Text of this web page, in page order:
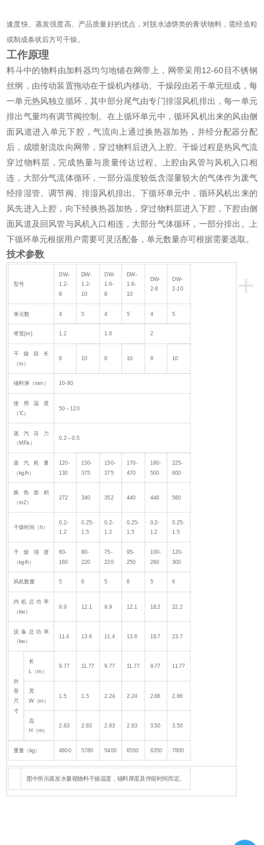
速度快、蒸发强度高、产品质量好的优点，对脱水滤饼类的膏状物料，需经造粒
或制成条状后方可干燥。
工作原理
料斗中的物料由加料器均匀地铺在网带上，网带采用12-60目不锈钢
丝纲，由传动装置拖动在干燥机内移动。干燥段由若干单元组成，每
一单元热风独立循环，其中部分尾气由专门排湿风机排出，每一单元
排出气量均有调节阀控制。在上循环单元中，循环风机出来的风由侧
面风道进入单元下腔，气流向上通过换热器加热，并经分配器分配
后，成喷射流吹向网带，穿过物料后进入上腔。干燥过程是热风气流
穿过物料层，完成热量与质量传达过程。上腔由风管与风机入口相
连，大部分气流体循环，一部分温度较低含湿量较大的气体作为废气
经排湿管、调节阀、排湿风机排出。下循环单元中，循环风机出来的
风先进入上腔，向下经换热器加热，穿过物料层进入下腔，下腔由侧
面风道及回风管与风机入口相连，大部分气体循环，一部分排出。上
下循环单元根据用户需要可灵活配备，单元数量亦可根据需要选取。
技术参数
+
型号
DW-
1.2-
8
DW-
1.2-
10
DW-
1.6-
8
DW-
1.6-
10
DW-
2-8
DW-
2-10
单元数 4 5 4 5 4 5
带宽(m) 1.2 1.6 2
干燥段长
（m）
8 10 8 10 8 10
铺料厚（mm） 10-80
使用温度
（℃）
50～120
蒸汽压力
（MPa）
0.2～0.5
蒸汽耗量
（kg/h）
120-
130
150-
375
150-
375
170-
470
180-
500
225-
600
换热面积
（m2）
272 340 352 440 448 560
干燥时间（h）
0.2-
1.2
0.25-
1.5
0.2-
1.2
0.25-
1.5
0.2-
1.2
0.25-
1.5
干燥强度
（kg/h）
60-
160
80-
220
75-
220
95-
250
100-
260
120-
300
风机数量 5 6 5 6 5 6
内机总功率
（kw）
9.9 12.1 9.9 12.1 18.2 22.2
设备总功率
（kw）
11.4 13.6 11.4 13.6 19.7 23.7
外
形
尺
寸
长
L（m）
9.77 11.77 9.77 11.77 9.77 11.77
宽
W（m）
1.5 1.5 2.24 2.24 2.66 2.66
高
H（m）
2.83 2.83 2.83 2.83 3.50 3.50
重量（kg） 4800 5780 5400 6550 6350 7800
图中所示蒸发水量视物料干燥温度，铺料厚度及停留时间而定。